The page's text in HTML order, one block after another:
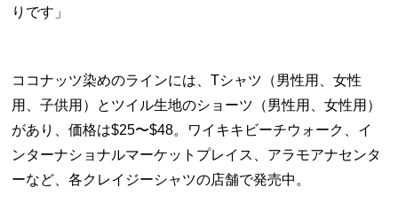
りです」
ココナッツ染めのラインには、Tシャツ（男性用、女性
用、子供用）とツイル生地のショーツ（男性用、女性用）
があり、価格は$25〜$48。ワイキキビーチウォーク、イ
ンターナショナルマーケットプレイス、アラモアナセンタ
ーなど、各クレイジーシャツの店舗で発売中。